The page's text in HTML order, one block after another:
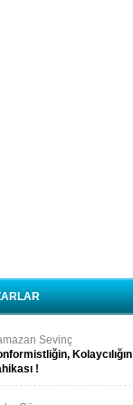
Sevinç
Kolaycılığın
!